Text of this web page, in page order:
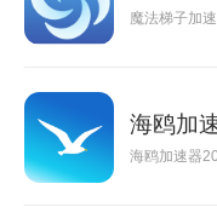
魔法梯子加
海鸥加
海鸥加速器